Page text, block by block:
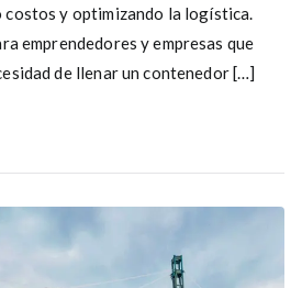
costos y optimizando la logística.
emprendedores y empresas que
de llenar un contenedor […]